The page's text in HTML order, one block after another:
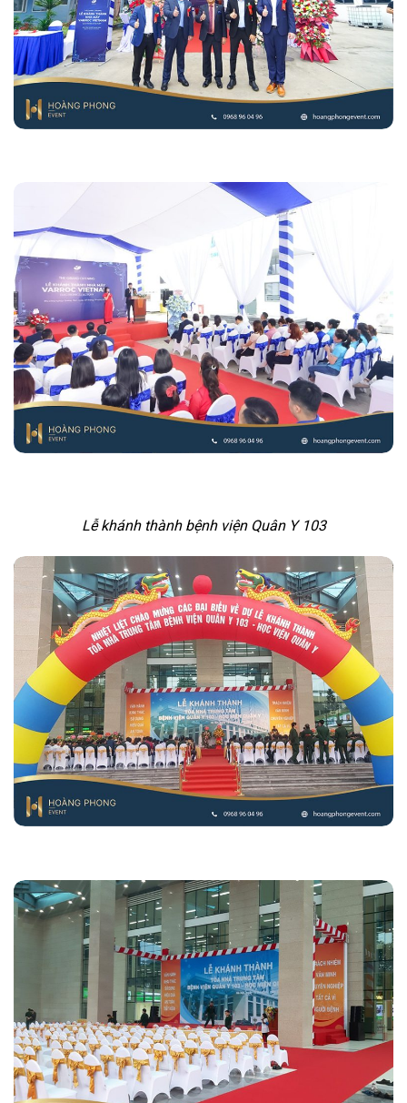
Lễ khánh thành bệnh viện Quân Y 103